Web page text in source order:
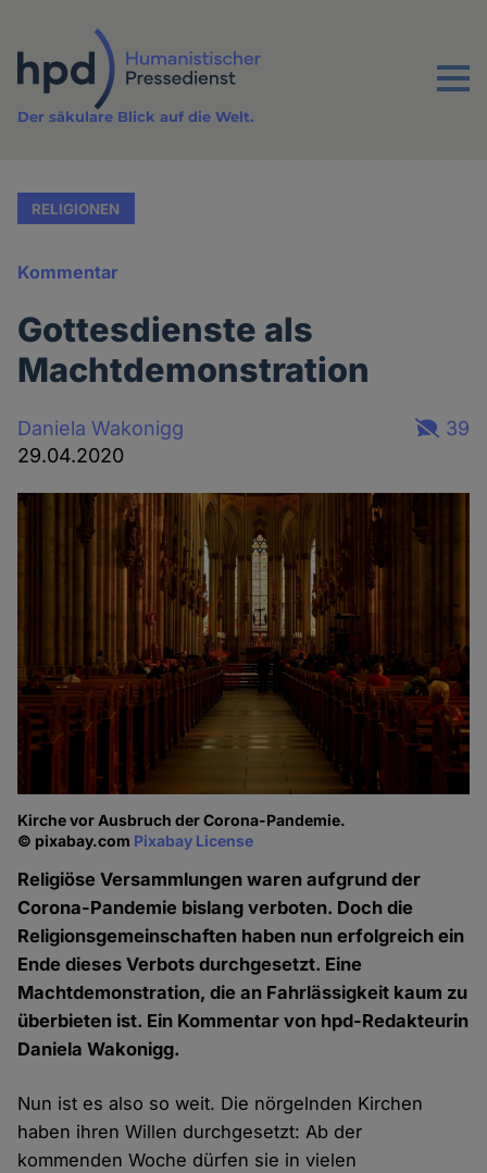
Inhalt
Menu
Der säkulare Blick auf die Welt.
RELIGIONEN
Kommentar
Gottesdienste als
Machtdemonstration
Daniela Wakonigg
29.04.2020
39
Kirche vor Ausbruch der Corona-Pandemie.
© pixabay.com Pixabay License
Religiöse Versammlungen waren aufgrund der
Corona-Pandemie bislang verboten. Doch die
Religionsgemeinschaften haben nun erfolgreich ein
Ende dieses Verbots durchgesetzt. Eine
Machtdemonstration, die an Fahrlässigkeit kaum zu
überbieten ist. Ein Kommentar von hpd-Redakteurin
Daniela Wakonigg.
Nun ist es also so weit. Die nörgelnden Kirchen
haben ihren Willen durchgesetzt: Ab der
kommenden Woche dürfen sie in vielen